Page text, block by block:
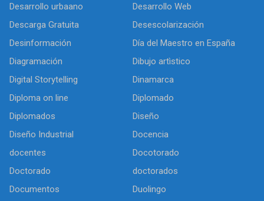
Desarrollo urbaano
Desarrollo Web
Descarga Gratuita
Desescolarización
Desinformación
Día del Maestro en España
Diagramación
Dibujo artìstico
Digital Storytelling
Dinamarca
Diploma on line
Diplomado
Diplomados
Diseño
Diseño Industrial
Docencia
docentes
Docotorado
Doctorado
doctorados
Documentos
Duolingo